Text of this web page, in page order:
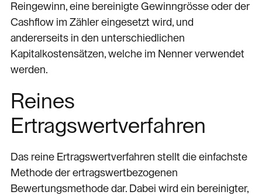
Reingewinn, eine bereinigte Gewinngrösse oder der
Cashflow im Zähler eingesetzt wird, und
andererseits in den unterschiedlichen
Kapitalkostensätzen, welche im Nenner verwendet
werden.
Reines
Ertragswertverfahren
Das reine Ertragswertverfahren stellt die einfachste
Methode der ertragswertbezogenen
Bewertungsmethode dar. Dabei wird ein bereinigter,